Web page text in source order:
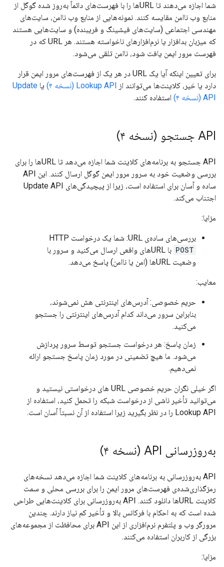
شما اجازه می‌دهند تا URLها را با فهرست‌های دائماً به‌روز شده گوگل از
منابع وب ناامن مقایسه کنند. نمونه‌هایی از منابع وب ناامن، سایت‌های
مهندسی اجتماعی (سایت‌های فیشینگ و فریبنده) و سایت‌هایی هستند
که میزبان بدافزار یا نرم‌افزارهای ناخواسته هستند. هر URL که در
فهرست مرور ایمن یافت شود، ناامن تلقی می‌شود.
برای تعیین اینکه آیا یک URL در هر یک از فهرست‌های مرور ایمن قرار
دارد یا خیر، کلاینت‌ها می‌توانند از Lookup API (نسخه ۴) یا Update
API (نسخه ۴)
استفاده کنند.
API جستجو (نسخه ۴)
API جستجو به برنامه‌های کلاینت شما اجازه می‌دهد تا URLها را برای
بررسی وضعیت خود به سرور مرور ایمن گوگل ارسال کنند. این API
ساده و آسان برای استفاده است، زیرا از پیچیدگی‌های Update API
اجتناب می‌کند.
مزایا:
بررسی‌های ساده‌ی URL: شما یک درخواست HTTP
POST
با URLهای واقعی ارسال می‌کنید و سرور با
وضعیت URLها (امن یا ناامن) پاسخ می‌دهد.
معایب:
حریم خصوصی: آدرس‌های اینترنتی هش نمی‌شوند،
بنابراین سرور می‌داند کدام آدرس‌های اینترنتی را جستجو
می‌کنید.
زمان پاسخ: هر درخواست جستجو توسط سرور پردازش
می‌شود. ما هیچ تضمینی در مورد زمان پاسخ جستجو ارائه
نمی‌دهیم.
اگر خیلی نگران حریم خصوصی URL های درخواستی نیستید و
می‌توانید تأخیر ناشی از درخواست شبکه را تحمل کنید، استفاده از
Lookup API را در نظر بگیرید زیرا استفاده از آن نسبتاً آسان است.
به‌روزرسانی API (نسخه ۴)
API به‌روزرسانی به برنامه‌های کلاینت شما اجازه می‌دهد نسخه‌های
رمزگذاری‌شده‌ی فهرست‌های مرور ایمن را برای بررسی محلی و سمت
کلاینت URLها دانلود کنند. API به‌روزرسانی برای کلاینت‌هایی طراحی
شده است که به احکام با فرکانس بالا و تأخیر کم نیاز دارند. چندین
مرورگر وب و پلتفرم نرم‌افزاری از این API برای محافظت از مجموعه‌های
بزرگی از کاربران استفاده می‌کنند.
مزایا: